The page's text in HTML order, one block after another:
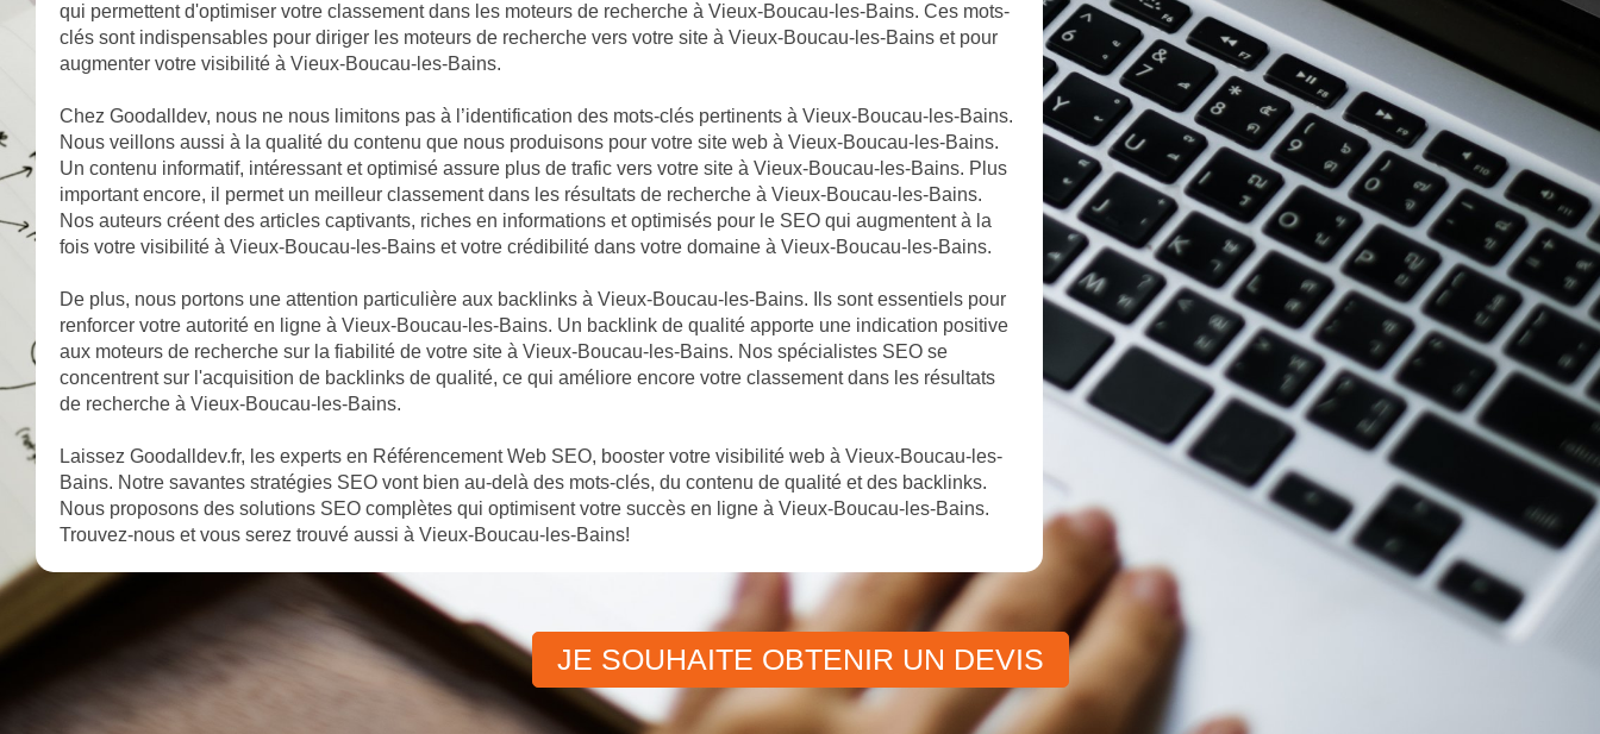
qui permettent d'optimiser votre classement dans les moteurs de recherche à Vieux-Boucau-les-Bains. Ces mots-
clés sont indispensables pour diriger les moteurs de recherche vers votre site à Vieux-Boucau-les-Bains et pour
augmenter votre visibilité à Vieux-Boucau-les-Bains.
Chez Goodalldev, nous ne nous limitons pas à l’identification des mots-clés pertinents à Vieux-Boucau-les-Bains.
Nous veillons aussi à la qualité du contenu que nous produisons pour votre site web à Vieux-Boucau-les-Bains.
Un contenu informatif, intéressant et optimisé assure plus de trafic vers votre site à Vieux-Boucau-les-Bains. Plus
important encore, il permet un meilleur classement dans les résultats de recherche à Vieux-Boucau-les-Bains.
Nos auteurs créent des articles captivants, riches en informations et optimisés pour le SEO qui augmentent à la
fois votre visibilité à Vieux-Boucau-les-Bains et votre crédibilité dans votre domaine à Vieux-Boucau-les-Bains.
De plus, nous portons une attention particulière aux backlinks à Vieux-Boucau-les-Bains. Ils sont essentiels pour
renforcer votre autorité en ligne à Vieux-Boucau-les-Bains. Un backlink de qualité apporte une indication positive
aux moteurs de recherche sur la fiabilité de votre site à Vieux-Boucau-les-Bains. Nos spécialistes SEO se
concentrent sur l'acquisition de backlinks de qualité, ce qui améliore encore votre classement dans les résultats
de recherche à Vieux-Boucau-les-Bains.
Laissez Goodalldev.fr, les experts en Référencement Web SEO, booster votre visibilité web à Vieux-Boucau-les-
Bains. Notre savantes stratégies SEO vont bien au-delà des mots-clés, du contenu de qualité et des backlinks.
Nous proposons des solutions SEO complètes qui optimisent votre succès en ligne à Vieux-Boucau-les-Bains.
Trouvez-nous et vous serez trouvé aussi à Vieux-Boucau-les-Bains!
JE SOUHAITE OBTENIR UN DEVIS